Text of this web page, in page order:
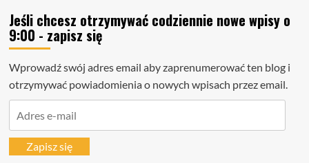
Jeśli chcesz otrzymywać codziennie nowe wpisy o
9:00 - zapisz się
Wprowadź swój adres email aby zaprenumerować ten blog i
otrzymywać powiadomienia o nowych wpisach przez email.
mailZapisz się